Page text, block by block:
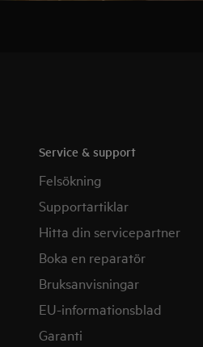
Service & support
Felsökning
Supportartiklar
Hitta din servicepartner
Boka en reparatör
Bruksanvisningar
EU-informationsblad
Garanti